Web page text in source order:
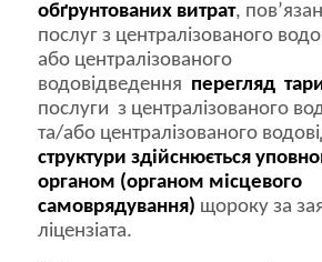
обґрунтованих витрат,
послуг з централізованого
або централізованого
водовідведення перегляд
послуги з централізованого
та/або централізованого
структури здійснюється
органом (органом місцевого
самоврядування) щороку за
ліцензіата.